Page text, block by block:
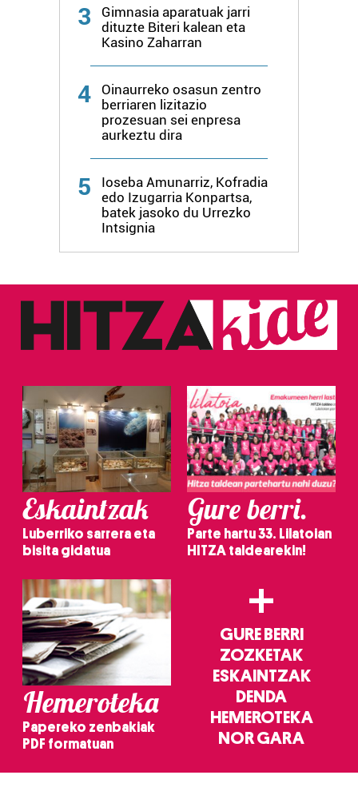
3
Gimnasia aparatuak jarri
dituzte Biteri kalean eta
Kasino Zaharran
4
Oinaurreko osasun zentro
berriaren lizitazio
prozesuan sei enpresa
aurkeztu dira
5
Ioseba Amunarriz, Kofradia
edo Izugarria Konpartsa,
batek jasoko du Urrezko
Intsignia
Eskaintzak
Luberriko sarrera eta
bisita gidatua
Gure berri.
Parte hartu 33. Lilatoian
HITZA taldearekin!
Hemeroteka
Papereko zenbakiak
PDF formatuan
+
GURE BERRI
ZOZKETAK
ESKAINTZAK
DENDA
HEMEROTEKA
NOR GARA